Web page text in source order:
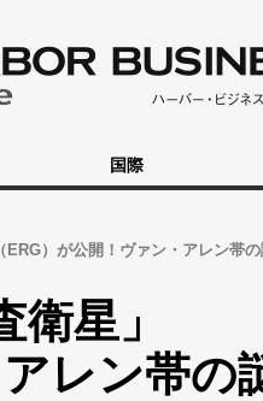
国際
）が公開！ヴァン・アレン帯
星」
レン帯の